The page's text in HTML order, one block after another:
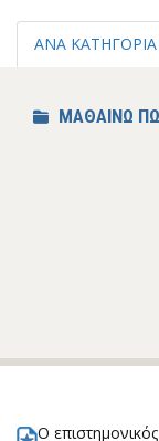
ΑΝΑ ΚΑΤΗΓΟΡΙΑ
ΜΑΘΑΙΝΩ
Ο